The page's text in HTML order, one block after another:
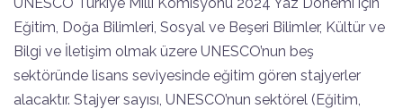
Eğitim, Doğa Bilimleri, Sosyal ve Beşeri Bilimler, Kültür ve
Bilgi ve İletişim olmak üzere UNESCO’nun beş
sektöründe lisans seviyesinde eğitim gören stajyerler
alacaktır. Stajyer sayısı, UNESCO’nun sektörel (Eğitim,